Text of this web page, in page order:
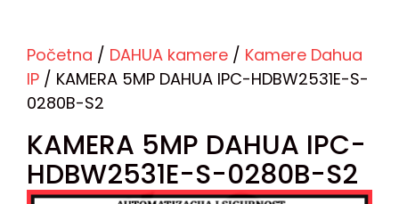
Početna / DAHUA kamere / Kamere Dahua
IP / KAMERA 5MP DAHUA IPC-HDBW2531E-S-
0280B-S2
KAMERA 5MP DAHUA IPC-
HDBW2531E-S-0280B-S2